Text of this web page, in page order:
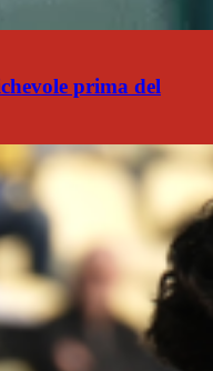
prima del